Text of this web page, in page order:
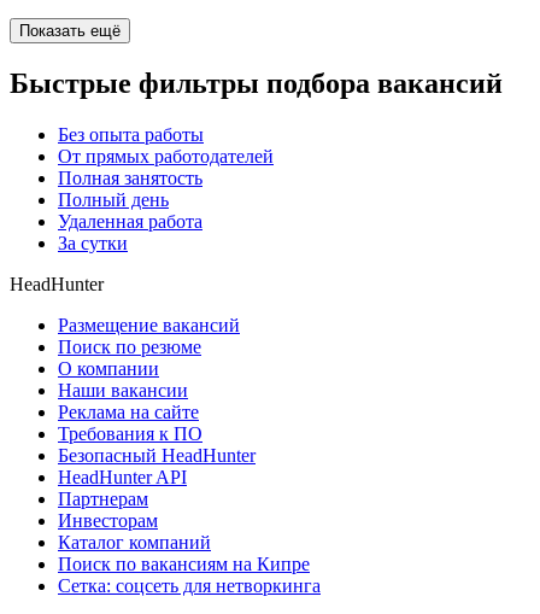
Показать ещё
Быстрые фильтры подбора вакансий
Без опыта работы
От прямых работодателей
Полная занятость
Полный день
Удаленная работа
За сутки
HeadHunter
Размещение вакансий
Поиск по резюме
О компании
Наши вакансии
Реклама на сайте
Требования к ПО
Безопасный HeadHunter
HeadHunter API
Партнерам
Инвесторам
Каталог компаний
Поиск по вакансиям на Кипре
Сетка: соцсеть для нетворкинга